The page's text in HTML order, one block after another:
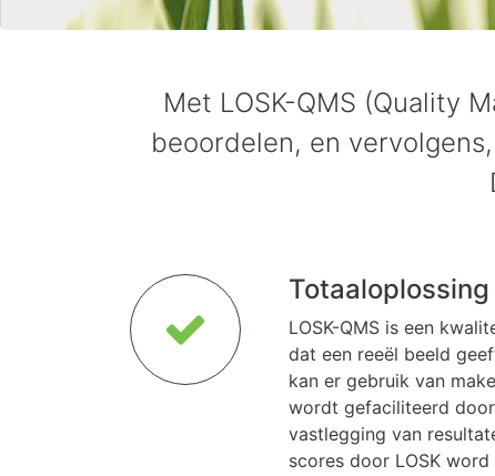
Met LOSK-QMS (Quality
beoordelen, en
Totaaloplossing
LOSK-QMS is een
dat een reeël beeld
kan er gebruik van
wordt gefaciliteerd
vastlegging van
scores door LOSK